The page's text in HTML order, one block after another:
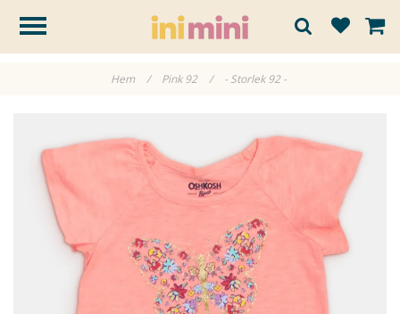
Hem / Pink 92 / - Storlek 92 -